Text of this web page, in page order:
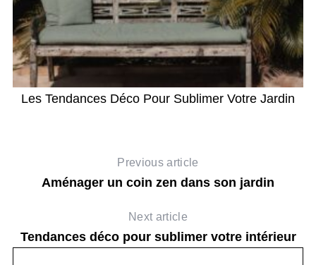
Les Tendances Déco Pour Sublimer Votre Jardin
Previous article
Aménager un coin zen dans son jardin
Next article
Tendances déco pour sublimer votre intérieur